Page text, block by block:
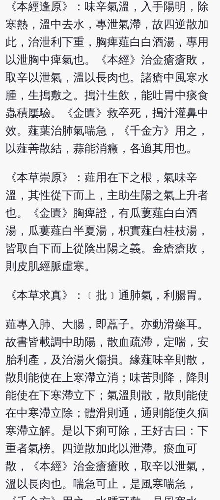
《本經逢原》：味辛氣溫，入手陽明，除
寒熱，溫中去水，專泄氣滯，故四逆散加
此，治泄利下重，胸痺薤白白酒湯，專用
以泄胸中痺氣也。《本經》治金瘡瘡敗，
取辛以泄氣，溫以長肉也。諸瘡中風寒水
腫，生搗敷之。搗汁生飲，能吐胃中痰食
蟲積屢驗。《金匱》救卒死，搗汁灌鼻中
效。薤葉治肺氣喘急，《千金方》用之，
以薤善散結，蒜能消癥，各適其用也。
《本草崇原》：薤用在下之根，氣味辛
溫，其性從下而上，主助生陽之氣上升者
也。《金匱》胸痺證，有瓜蔞薤白白酒
湯，瓜蔞薤白半夏湯，枳實薤白桂枝湯，
皆取自下而上從陰出陽之義。金瘡瘡敗，
則皮肌經脈虛寒。
《本草求真》：﹝批﹞通肺氣，利腸胃。
薤專入肺、大腸，即藠子。亦動滑藥耳。
故書皆載調中助陽，散血疏滯，定喘，安
胎利產，及治湯火傷損。緣薤味辛則散，
散則能使在上寒滯立消；味苦則降，降則
能使在下寒滯立下；氣溫則散，散則能使
在中寒滯立除；體滑則通，通則能使久痼
寒滯立解。是以下痢可除，王好古曰：下
重者氣榜。四逆散加此以泄滯。瘀血可
散，《本經》治金瘡瘡敗，取辛以泄氣，
溫以長肉也。喘急可止，是風寒喘急，